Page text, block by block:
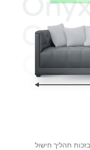
תהליך חישול